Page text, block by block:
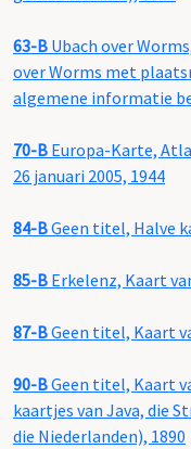
63-B Ubach over
over Worms met
algemene informatie
70-B Europa-Karte,
26 januari 2005, 1944
84-BGeen titel, Halve
85-B Erkelenz, Kaart
87-BGeen titel, Kaart
90-BGeen titel, Kaart
kaartjes van Java, die
die Niederlanden), 1890